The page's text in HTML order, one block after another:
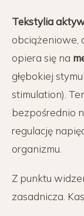
Tekstylia
obciążeniowe,
opiera się na
głębokiej
stimulation).
bezpośrednio
regulację
organizmu.
Z punktu
zasadnicza.